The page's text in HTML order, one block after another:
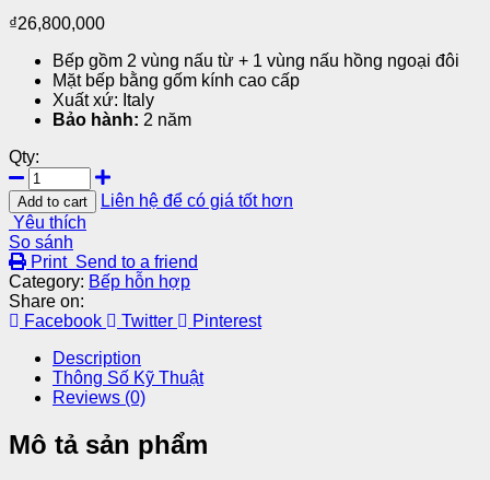
₫26,800,000
Bếp gồm 2 vùng nấu từ + 1 vùng nấu hồng ngoại đôi
Mặt bếp bằng gốm kính cao cấp
Xuất xứ: Italy
Bảo hành: 2 năm
Qty:
Add to cart
Liên hệ để có giá tốt hơn
Yêu thích
So sánh
Print Send to a friend
Category: Bếp hỗn hợp
Share on:
Facebook
Twitter
Pinterest
Description
Thông Số Kỹ Thuật
Reviews (0)
Mô tả sản phẩm